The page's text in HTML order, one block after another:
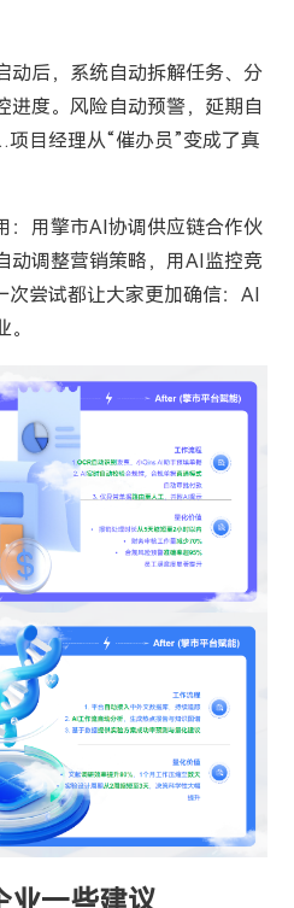
后，系统自动拆解任务、分
进度。风险自动预警，延期自
目经理从“催办员”变成了真
：用擎市AI协调供应链合作伙
动调整营销策略，用AI监控竞
尝试都让大家更加确信：AI